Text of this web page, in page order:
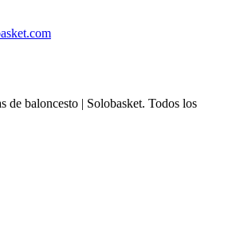
baloncesto | Solobasket. Todos los